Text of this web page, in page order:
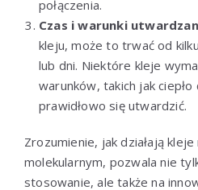
połączenia.
Czas i warunki
kleju, może to trwać od
lub dni. Niektóre kleje
warunków, takich jak ciepło
prawidłowo się utwardzić.
Zrozumienie, jak działają
molekularnym, pozwala nie
stosowanie, ale także na